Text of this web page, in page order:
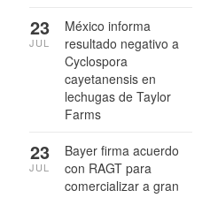
México informa
resultado negativo a
Cyclospora
cayetanensis en
lechugas de Taylor
Farms
23
JUL
Bayer firma acuerdo
con RAGT para
comercializar a gran
23
JUL